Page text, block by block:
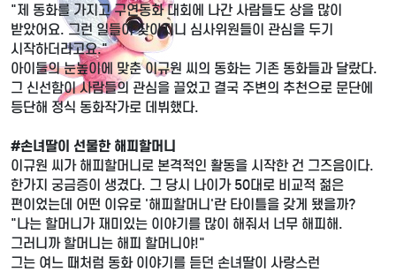
"제 동화를 가지고 구연동화 대회에 나간 사람들도 상을 많이
받았어요. 그런 일들이 잦아지니 심사위원들이 관심을 두기
시작하더라고요."
아이들의 눈높이에 맞춘 이규원 씨의 동화는 기존 동화들과 달랐다.
그 신선함이 사람들의 관심을 끌었고 결국 주변의 추천으로 문단에
등단해 정식 동화작가로 데뷔했다.
#손녀딸이 선물한 해피할머니
이규원 씨가 해피할머니로 본격적인 활동을 시작한 건 그즈음이다.
한가지 궁금증이 생겼다. 그 당시 나이가 50대로 비교적 젊은
편이었는데 어떤 이유로 '해피할머니'란 타이틀을 갖게 됐을까?
"나는 할머니가 재미있는 이야기를 많이 해줘서 너무 해피해.
그러니까 할머니는 해피 할머니야!"
그는 여느 때처럼 동화 이야기를 듣던 손녀딸이 사랑스런